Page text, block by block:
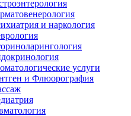
и наркология
услуги
и Флюорография